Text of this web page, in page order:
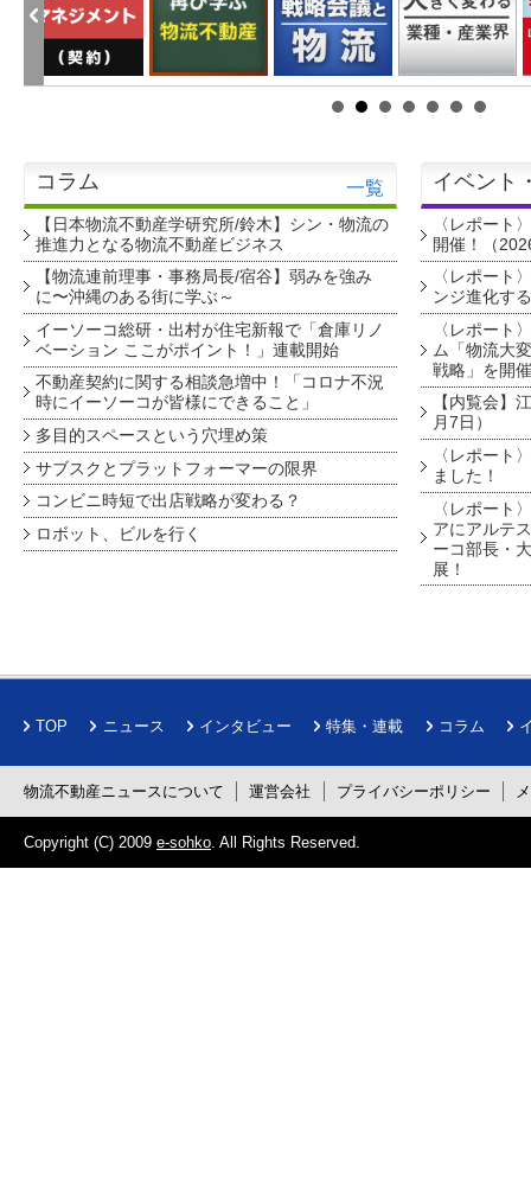
コラム 一覧
【日本物流不動産学研究所/鈴木】シン・物流の
推進力となる物流不動産ビジネス
【物流連前理事・事務局長/宿谷】弱みを強み
に〜沖縄のある街に学ぶ～
イーソーコ総研・出村が住宅新報で「倉庫リノ
ベーション ここがポイント！」連載開始
不動産契約に関する相談急増中！「コロナ不況
時にイーソーコが皆様にできること」
多目的スペースという穴埋め策
サブスクとプラットフォーマーの限界
コンビニ時短で出店戦略が変わる？
ロボット、ビルを行く
イベント
〈レポート
開催！（
〈レポート
ンジ進化す
〈レポート
ム「物流大
戦略」を開
【内覧会】
月7日）
〈レポート
ました！
〈レポート
アにアルテ
ーコ部長・
展！
TOP ニュース インタビュー 特集・連載 コラム
物流不動産ニュースについて 運営会社 プライバシーポリシー
Copyright (C) 2009 e-sohko . All Rights Reserved.